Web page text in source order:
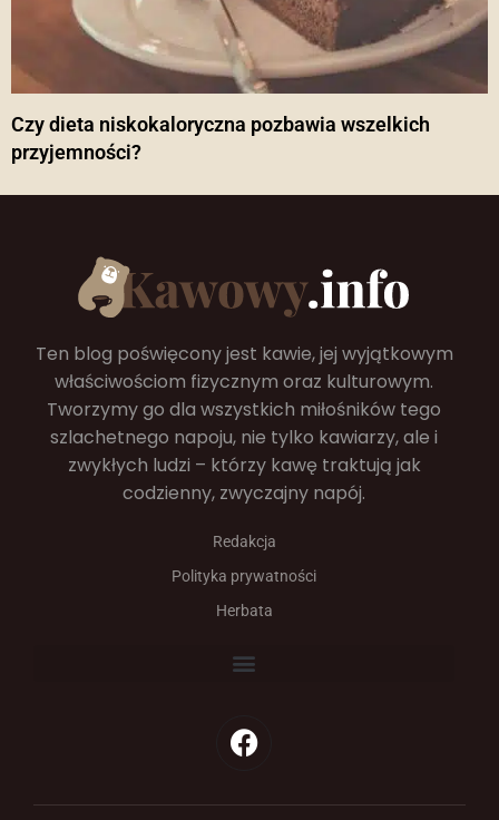
Czy dieta niskokaloryczna pozbawia wszelkich
przyjemności?
Ten blog poświęcony jest kawie, jej wyjątkowym
właściwościom fizycznym oraz kulturowym.
Tworzymy go dla wszystkich miłośników tego
szlachetnego napoju, nie tylko kawiarzy, ale i
zwykłych ludzi – którzy kawę traktują jak
codzienny, zwyczajny napój.
Redakcja
Polityka prywatności
Herbata